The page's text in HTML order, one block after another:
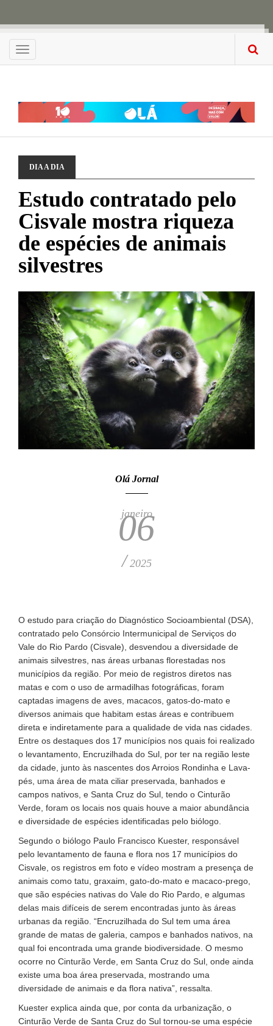
Menu
DIA A DIA
Estudo contratado pelo
Cisvale mostra riqueza
de espécies de animais
silvestres
Olá Jornal
janeiro
06
/ 2025
O estudo para criação do Diagnóstico Socioambiental (DSA),
contratado pelo Consórcio Intermunicipal de Serviços do
Vale do Rio Pardo (Cisvale), desvendou a diversidade de
animais silvestres, nas áreas urbanas florestadas nos
municípios da região. Por meio de registros diretos nas
matas e com o uso de armadilhas fotográficas, foram
captadas imagens de aves, macacos, gatos-do-mato e
diversos animais que habitam estas áreas e contribuem
direta e indiretamente para a qualidade de vida nas cidades.
Entre os destaques dos 17 municípios nos quais foi realizado
o levantamento, Encruzilhada do Sul, por ter na região leste
da cidade, junto às nascentes dos Arroios Rondinha e Lava-
pés, uma área de mata ciliar preservada, banhados e
campos nativos, e Santa Cruz do Sul, tendo o Cinturão
Verde, foram os locais nos quais houve a maior abundância
e diversidade de espécies identificadas pelo biólogo.
Segundo o biólogo Paulo Francisco Kuester, responsável
pelo levantamento de fauna e flora nos 17 municípios do
Cisvale, os registros em foto e vídeo mostram a presença de
animais como tatu, graxaim, gato-do-mato e macaco-prego,
que são espécies nativas do Vale do Rio Pardo, e algumas
delas mais difíceis de serem encontradas junto às áreas
urbanas da região. “Encruzilhada do Sul tem uma área
grande de matas de galeria, campos e banhados nativos, na
qual foi encontrada uma grande biodiversidade. O mesmo
ocorre no Cinturão Verde, em Santa Cruz do Sul, onde ainda
existe uma boa área preservada, mostrando uma
diversidade de animais e da flora nativa”, ressalta.
Kuester explica ainda que, por conta da urbanização, o
Cinturão Verde de Santa Cruz do Sul tornou-se uma espécie